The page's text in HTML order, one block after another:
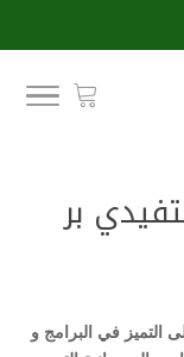
لمستفيدي بر
التميز في البرامج و